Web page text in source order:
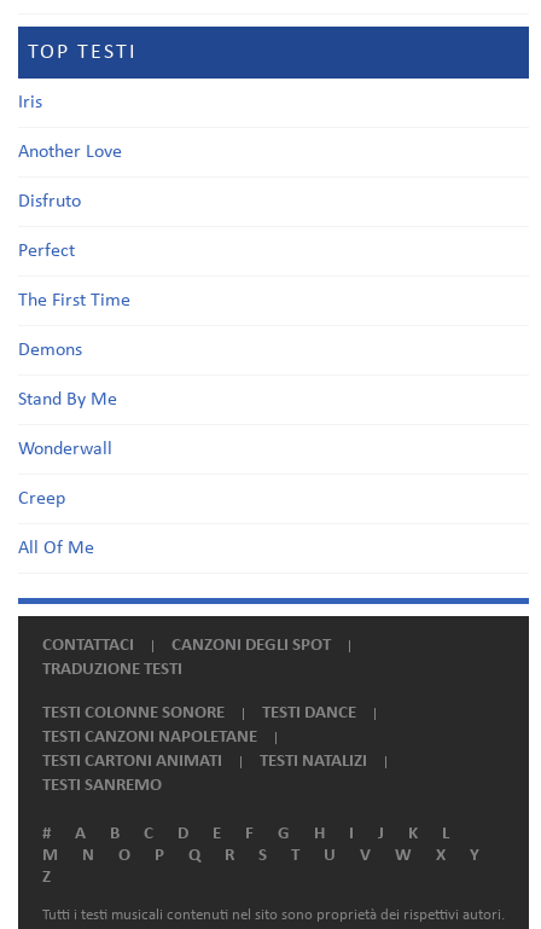
TOP TESTI
Iris
Another Love
Disfruto
Perfect
The First Time
Demons
Stand By Me
Wonderwall
Creep
All Of Me
CONTATTACI
CANZONI DEGLI SPOT
TRADUZIONE TESTI
TESTI COLONNE SONORE
TESTI DANCE
TESTI CANZONI NAPOLETANE
TESTI CARTONI ANIMATI
TESTI NATALIZI
TESTI SANREMO
# A B C D E F G H I J K
L
M
N O P Q R S T U V W X
Y
Z
Tutti i testi musicali contenuti nel sito sono proprietà dei rispettivi autori.